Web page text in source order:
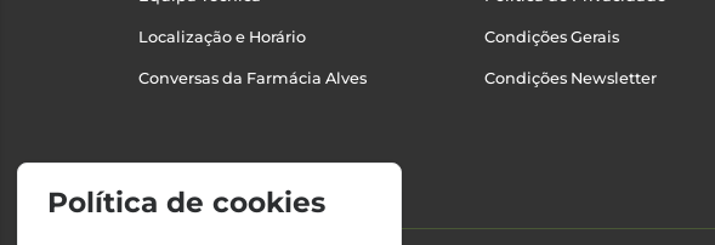
Localização e Horário
Conversas da Farmácia Alves
Condições Gerais
Condições Newsletter
Política de cookies